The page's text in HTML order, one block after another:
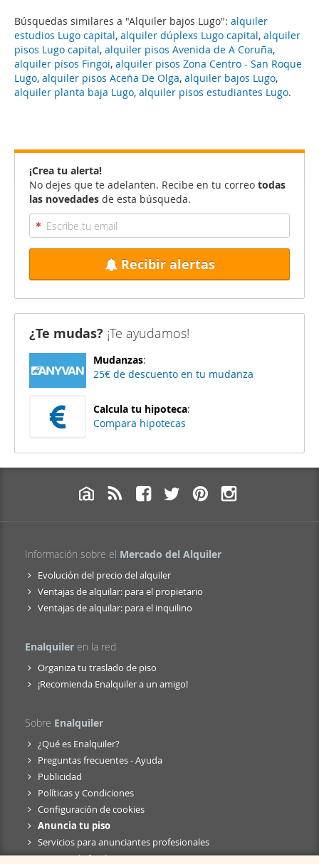
Búsquedas similares a "Alquiler bajos Lugo": alquiler
estudios Lugo capital, alquiler dúplexs Lugo capital, alquiler
pisos Lugo capital, alquiler pisos Avenida de A Coruña,
alquiler pisos Fingoi, alquiler pisos Zona Centro - San Roque
Lugo, alquiler pisos Aceña De Olga, alquiler bajos Lugo,
alquiler planta baja Lugo, alquiler pisos estudiantes Lugo.
¡Crea tu alerta!
No dejes que te adelanten. Recibe en tu correo todas
las novedades de esta búsqueda.
Recibir alertas
¿Te mudas? ¡Te ayudamos!
Mudanzas:
25€ de descuento en tu mudanza
Calcula tu hipoteca:
Compara hipotecas
Información sobre el Mercado del Alquiler
Evolución del precio del alquiler
Ventajas de alquilar: para el propietario
Ventajas de alquilar: para el inquilino
Enalquiler en la red
Organiza tu traslado de piso
¡Recomienda Enalquiler a un amigo!
Sobre Enalquiler
¿Qué es Enalquiler?
Preguntas frecuentes - Ayuda
Publicidad
Políticas y Condiciones
Configuración de cookies
Anuncia tu piso
Servicios para anunciantes profesionales
Anuncio de fusión